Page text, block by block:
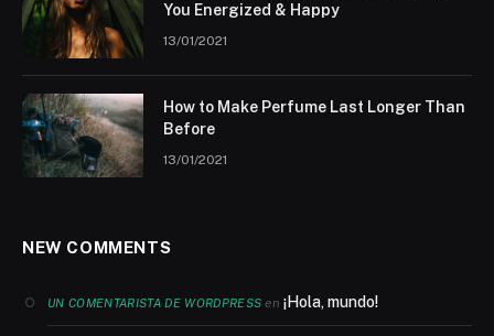
You Energized & Happy
13/01/2021
How to Make Perfume Last Longer Than
Before
13/01/2021
NEW COMMENTS
UN COMENTARISTA DE WORDPRESS en¡Hola, mundo!